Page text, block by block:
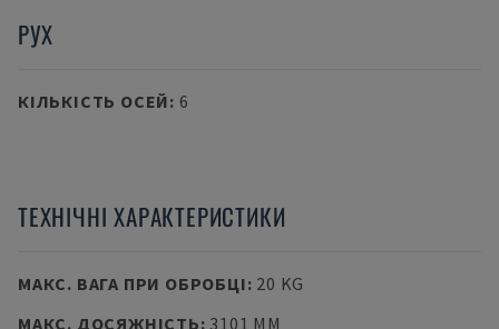
РУХ
КІЛЬКІСТЬ ОСЕЙ: 6
ТЕХНІЧНІ ХАРАКТЕРИСТИКИ
МАКС. ВАГА ПРИ ОБРОБЦІ: 20 KG
МАКС. ДОСЯЖНІСТЬ: 3101 MM